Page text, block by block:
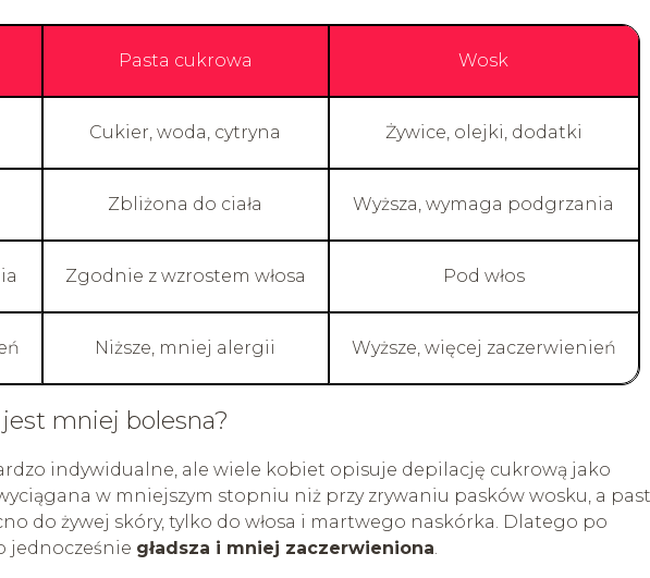
Pasta cukrowa Wosk
Cukier, woda, cytryna Żywice, olejki, dodatki
Zbliżona do ciała Wyższa, wymaga podgrzania
Zgodnie z wzrostem włosa Pod włos
Niższe, mniej alergii Wyższe, więcej zaczerwienień
mniej bolesna?
indywidualne, ale wiele kobiet opisuje depilację cukrową jako
w mniejszym stopniu niż przy zrywaniu pasków wosku, a
do żywej skóry, tylko do włosa i martwego naskórka. Dlatego po
jednocześnie gładsza i mniej zaczerwieniona.